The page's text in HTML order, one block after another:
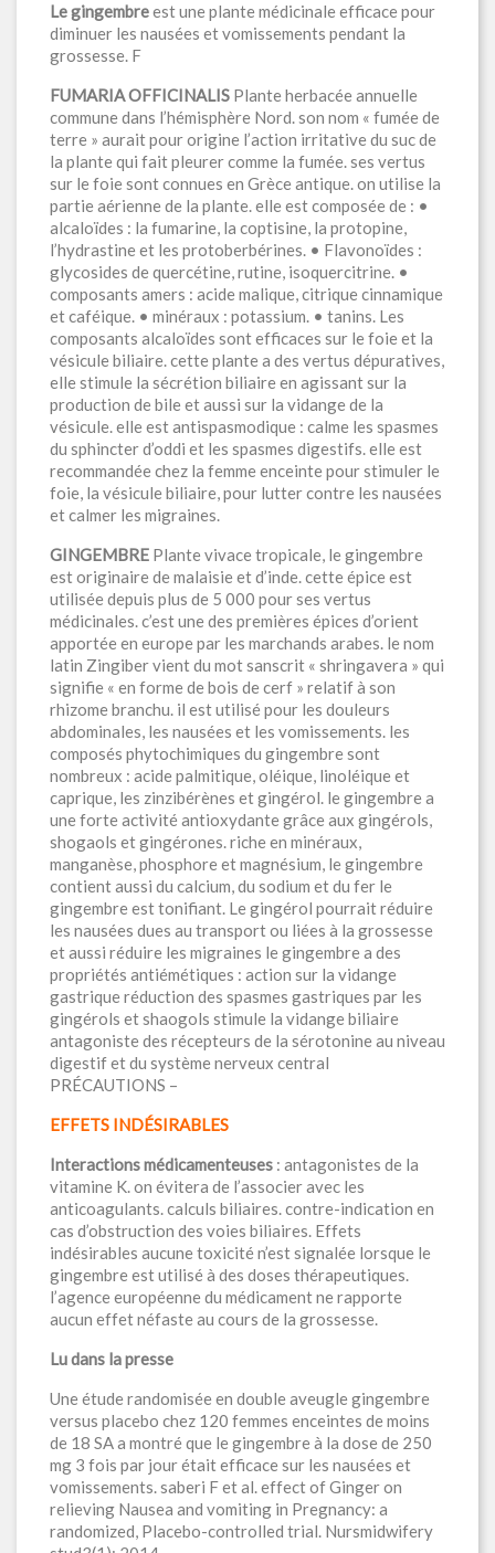
Le gingembreest une plante médicinale efficace pour
diminuer les nausées et vomissements pendant la
grossesse. F
FUMARIA OFFICINALIS Plante herbacée annuelle
commune dans l’hémisphère Nord. son nom « fumée de
terre » aurait pour origine l’action irritative du suc de
la plante qui fait pleurer comme la fumée. ses vertus
sur le foie sont connues en Grèce antique. on utilise la
partie aérienne de la plante. elle est composée de : •
alcaloïdes : la fumarine, la coptisine, la protopine,
l’hydrastine et les protoberbérines. • Flavonoïdes :
glycosides de quercétine, rutine, isoquercitrine. •
composants amers : acide malique, citrique cinnamique
et caféique. • minéraux : potassium. • tanins. Les
composants alcaloïdes sont efficaces sur le foie et la
vésicule biliaire. cette plante a des vertus dépuratives,
elle stimule la sécrétion biliaire en agissant sur la
production de bile et aussi sur la vidange de la
vésicule. elle est antispasmodique : calme les spasmes
du sphincter d’oddi et les spasmes digestifs. elle est
recommandée chez la femme enceinte pour stimuler le
foie, la vésicule biliaire, pour lutter contre les nausées
et calmer les migraines.
GINGEMBRE Plante vivace tropicale, le gingembre
est originaire de malaisie et d’inde. cette épice est
utilisée depuis plus de 5 000 pour ses vertus
médicinales. c’est une des premières épices d’orient
apportée en europe par les marchands arabes. le nom
latin Zingiber vient du mot sanscrit « shringavera » qui
signifie « en forme de bois de cerf » relatif à son
rhizome branchu. il est utilisé pour les douleurs
abdominales, les nausées et les vomissements. les
composés phytochimiques du gingembre sont
nombreux : acide palmitique, oléique, linoléique et
caprique, les zinzibérènes et gingérol. le gingembre a
une forte activité antioxydante grâce aux gingérols,
shogaols et gingérones. riche en minéraux,
manganèse, phosphore et magnésium, le gingembre
contient aussi du calcium, du sodium et du fer le
gingembre est tonifiant. Le gingérol pourrait réduire
les nausées dues au transport ou liées à la grossesse
et aussi réduire les migraines le gingembre a des
propriétés antiémétiques : action sur la vidange
gastrique réduction des spasmes gastriques par les
gingérols et shaogols stimule la vidange biliaire
antagoniste des récepteurs de la sérotonine au niveau
digestif et du système nerveux central
PRÉCAUTIONS –
EFFETS INDÉSIRABLES
Interactions médicamenteuses : antagonistes de la
vitamine K. on évitera de l’associer avec les
anticoagulants. calculs biliaires. contre-indication en
cas d’obstruction des voies biliaires. Effets
indésirables aucune toxicité n’est signalée lorsque le
gingembre est utilisé à des doses thérapeutiques.
l’agence européenne du médicament ne rapporte
aucun effet néfaste au cours de la grossesse.
Lu dans la presse
Une étude randomisée en double aveugle gingembre
versus placebo chez 120 femmes enceintes de moins
de 18 SA a montré que le gingembre à la dose de 250
mg 3 fois par jour était efficace sur les nausées et
vomissements. saberi F et al. effect of Ginger on
relieving Nausea and vomiting in Pregnancy: a
randomized, Placebo-controlled trial. Nursmidwifery